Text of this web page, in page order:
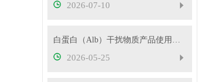
2026-07-10
白蛋白（Alb）干扰物质产品使用方法
2026-05-25